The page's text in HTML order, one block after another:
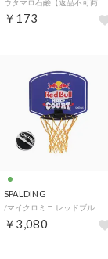
￥173
SPALDING
￥3,080